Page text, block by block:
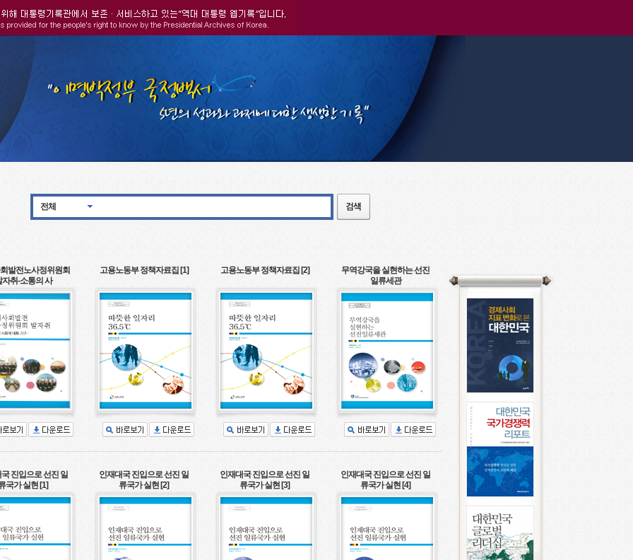
전체
발전노사정위원회
자취-소통의 사
고용노동부 정책자료집 [1] 고용노동부 정책자료집 [2]
무역강국을 실현하는 선진
일류세관
진입으로 선진 일
국가 실현 [1]
인재대국 진입으로 선진 일
류국가 실현 [2]
인재대국 진입으로 선진 일
류국가 실현 [3]
인재대국 진입으로 선진 일
류국가 실현 [4]